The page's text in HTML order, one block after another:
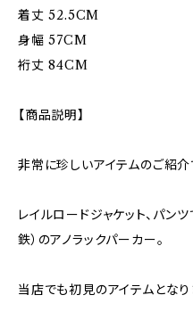
着丈 52.5CM
身幅 57CM
裄丈 84CM
【商品説明】
非常に珍しいアイテムのご紹介
レイルロードジャケット、パン
鉄）のアノラックパーカー。
当店でも初見のアイテムとなり